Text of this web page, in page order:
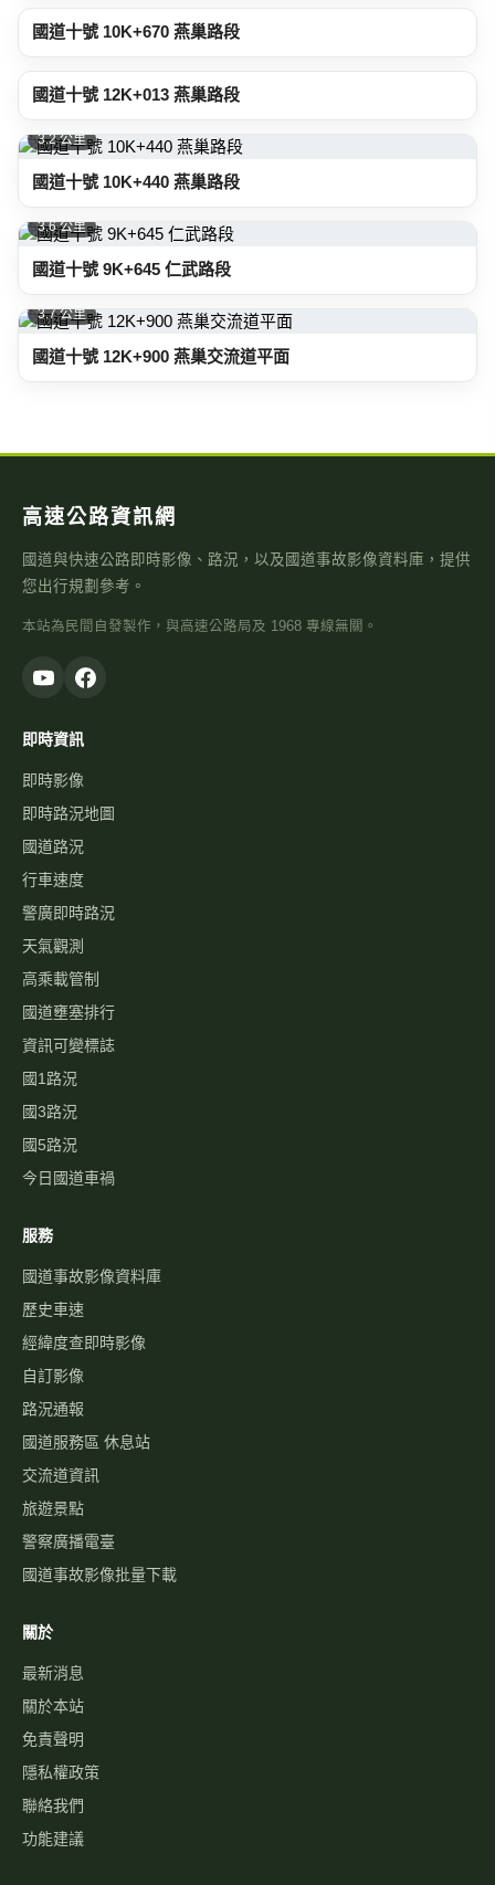
國道十號 10K+670 燕巢路段
國道十號 12K+013 燕巢路段
3.2 公里
國道十號 10K+440 燕巢路段
3.6 公里
國道十號 9K+645 仁武路段
3.7 公里
國道十號 12K+900 燕巢交流道平面
高速公路資訊網
國道與快速公路即時影像、路況，以及國道事故影像資料庫，提供
您出行規劃參考。
本站為民間自發製作，與高速公路局及 1968 專線無關。
即時資訊
即時影像
即時路況地圖
國道路況
行車速度
警廣即時路況
天氣觀測
高乘載管制
國道壅塞排行
資訊可變標誌
國1路況
國3路況
國5路況
今日國道車禍
服務
國道事故影像資料庫
歷史車速
經緯度查即時影像
自訂影像
路況通報
國道服務區 休息站
交流道資訊
旅遊景點
警察廣播電臺
國道事故影像批量下載
關於
最新消息
關於本站
免責聲明
隱私權政策
聯絡我們
功能建議